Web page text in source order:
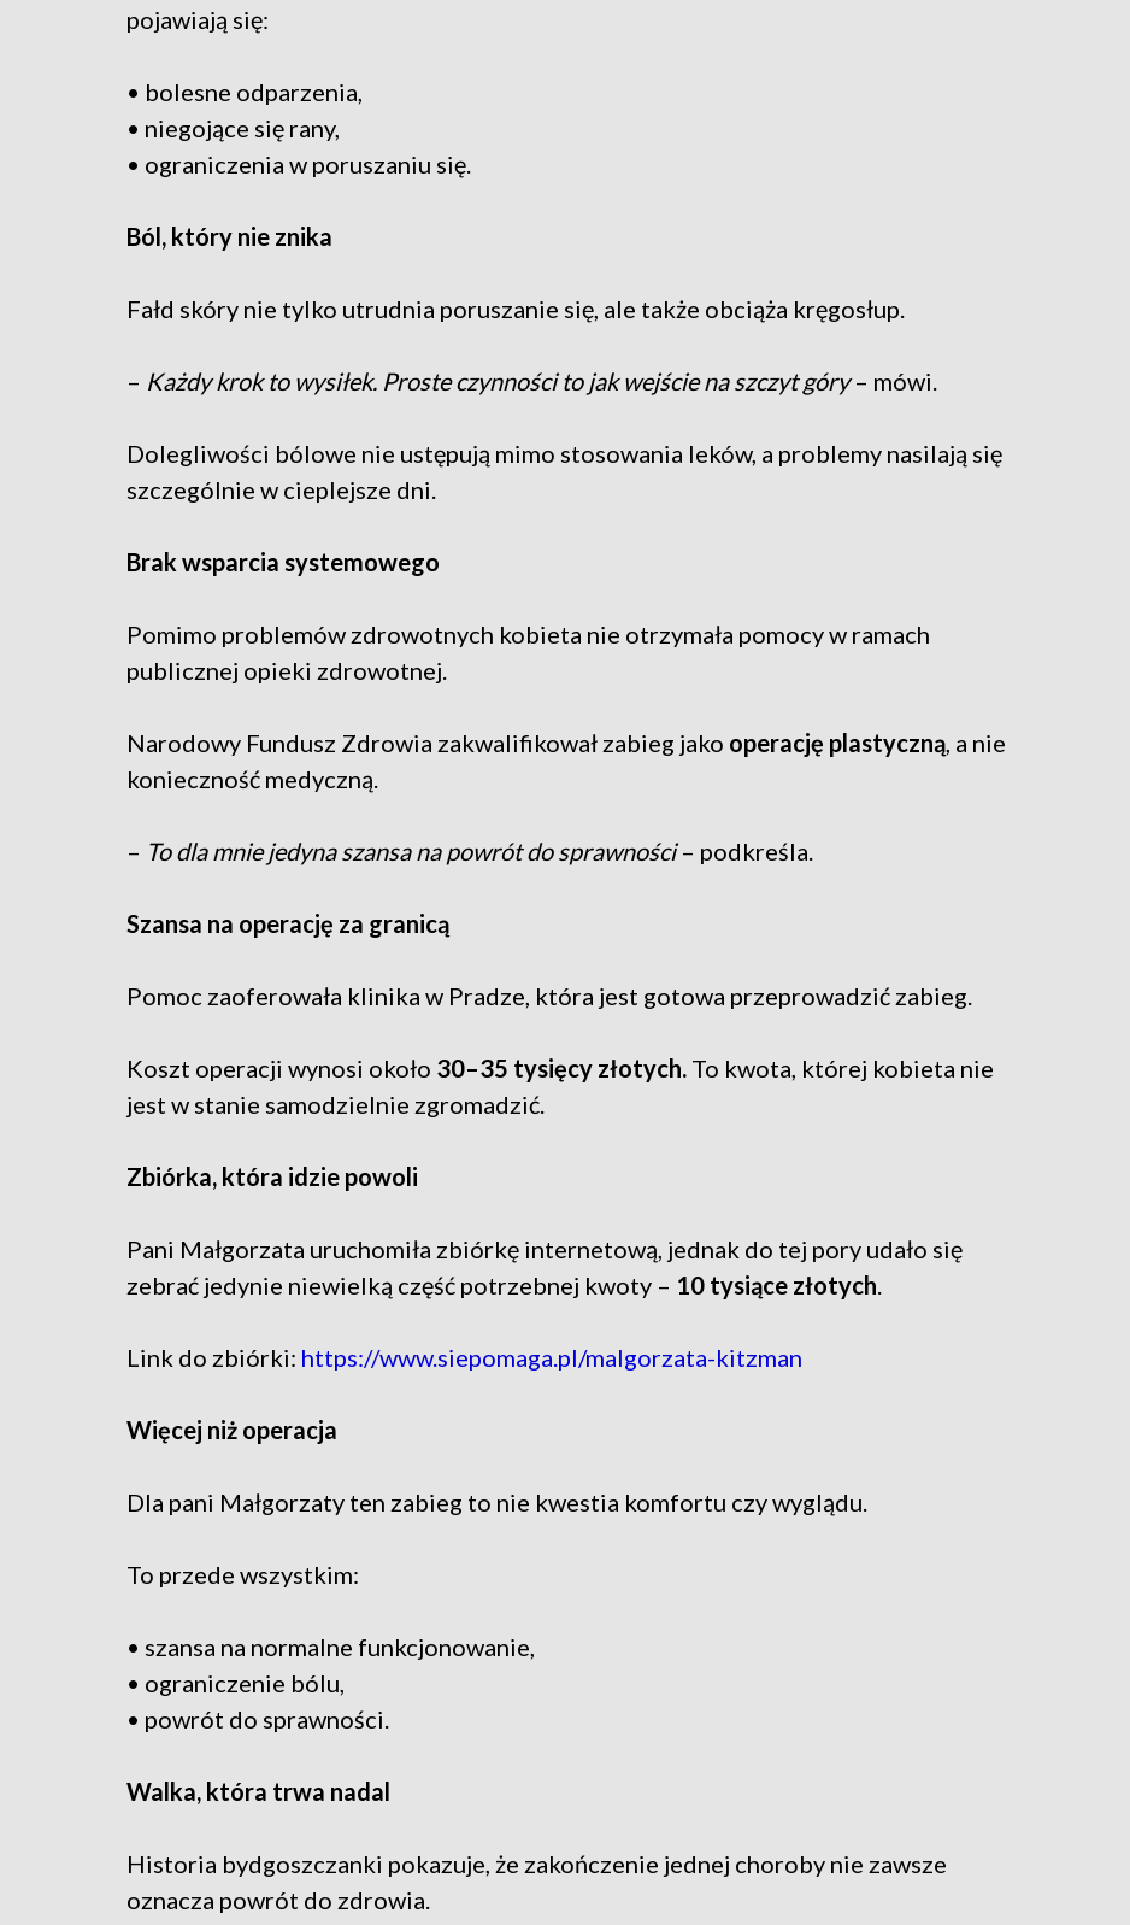
pojawiają się:
• bolesne odparzenia,
• niegojące się rany,
• ograniczenia w poruszaniu się.
Ból, który nie znika
Fałd skóry nie tylko utrudnia poruszanie się, ale także obciąża kręgosłup.
– Każdy krok to wysiłek. Proste czynności to jak wejście na szczyt góry– mówi.
Dolegliwości bólowe nie ustępują mimo stosowania leków, a problemy nasilają się
szczególnie w cieplejsze dni.
Brak wsparcia systemowego
Pomimo problemów zdrowotnych kobieta nie otrzymała pomocy w ramach
publicznej opieki zdrowotnej.
Narodowy Fundusz Zdrowia zakwalifikował zabieg jako operację plastyczną, a nie
konieczność medyczną.
– To dla mnie jedyna szansa na powrót do sprawności– podkreśla.
Szansa na operację za granicą
Pomoc zaoferowała klinika w Pradze, która jest gotowa przeprowadzić zabieg.
Koszt operacji wynosi około 30–35 tysięcy złotych. To kwota, której kobieta nie
jest w stanie samodzielnie zgromadzić.
Zbiórka, która idzie powoli
Pani Małgorzata uruchomiła zbiórkę internetową, jednak do tej pory udało się
zebrać jedynie niewielką część potrzebnej kwoty – 10 tysiące złotych.
Link do zbiórki: https://www.siepomaga.pl/malgorzata-kitzman
Więcej niż operacja
Dla pani Małgorzaty ten zabieg to nie kwestia komfortu czy wyglądu.
To przede wszystkim:
• szansa na normalne funkcjonowanie,
• ograniczenie bólu,
• powrót do sprawności.
Walka, która trwa nadal
Historia bydgoszczanki pokazuje, że zakończenie jednej choroby nie zawsze
oznacza powrót do zdrowia.